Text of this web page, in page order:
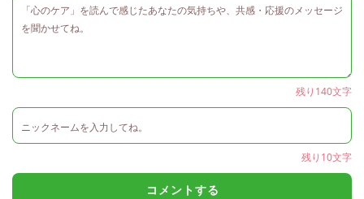
残り140文字
残り10文字
コメントする